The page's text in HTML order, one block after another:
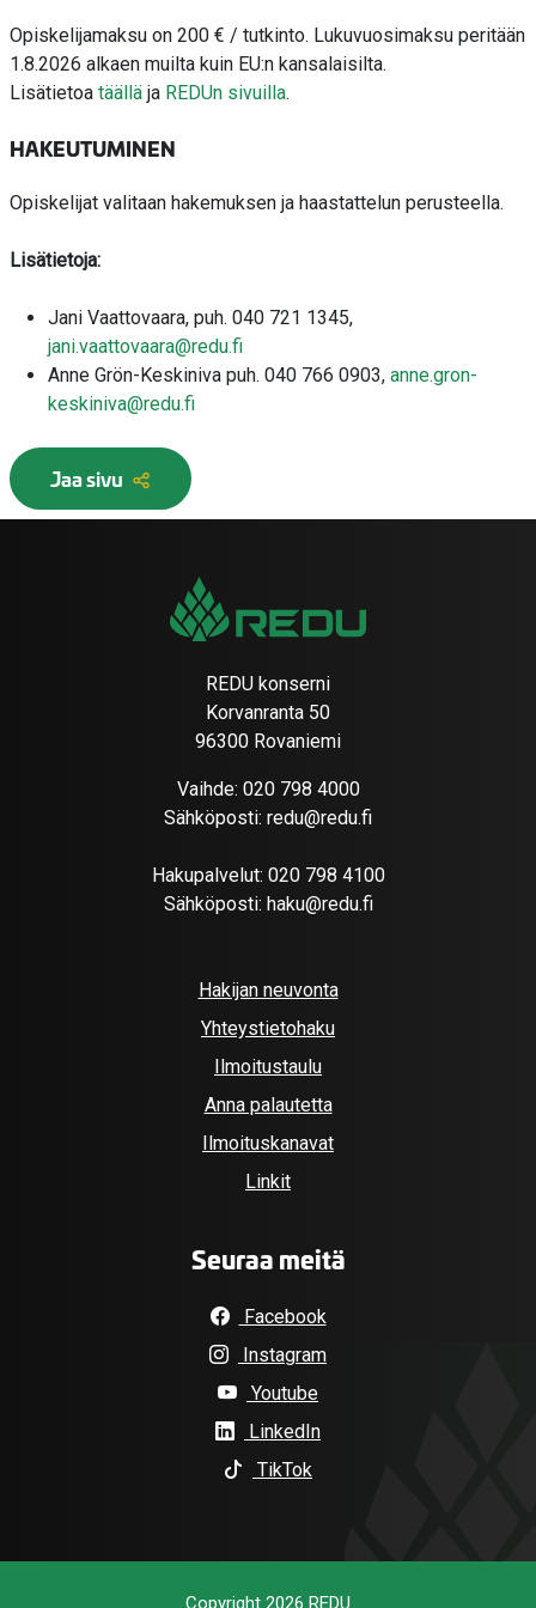
Opiskelijamaksu on 200 € / tutkinto. Lukuvuosimaksu peritään
1.8.2026 alkaen muilta kuin EU:n kansalaisilta.
Lisätietoa täällä ja REDUn sivuilla.
HAKEUTUMINEN
Opiskelijat valitaan hakemuksen ja haastattelun perusteella.
Lisätietoja:
Jani Vaattovaara, puh. 040 721 1345,
jani.vaattovaara@redu.fi
Anne Grön-Keskiniva puh. 040 766 0903, anne.gron-
keskiniva@redu.fi
Jaa sivu
REDU konserni
Korvanranta 50
96300 Rovaniemi
Vaihde: 020 798 4000
Sähköposti: redu@redu.fi
Hakupalvelut: 020 798 4100
Sähköposti: haku@redu.fi
Hakijan neuvonta
Yhteystietohaku
Ilmoitustaulu
Anna palautetta
Ilmoituskanavat
Linkit
Seuraa meitä
Facebook
Instagram
Youtube
LinkedIn
TikTok
Copyright 2026 REDU